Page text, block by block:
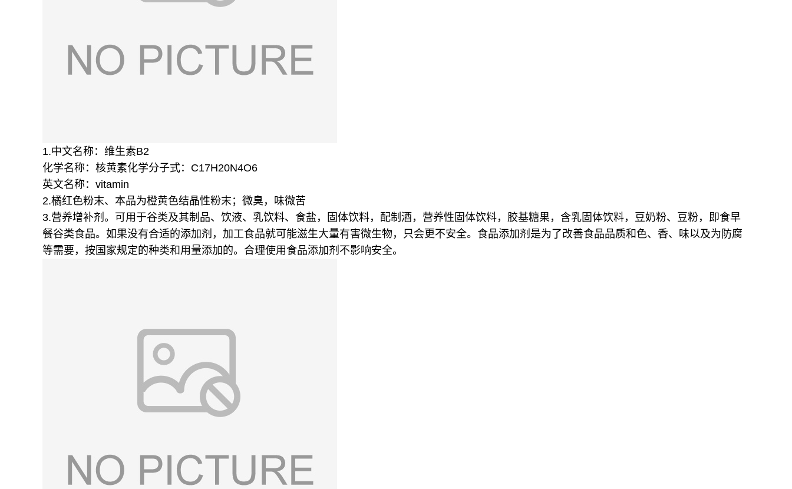
1.中文名称：维生素B2
化学名称：核黄素化学分子式：C17H20N4O6
英文名称：vitamin
2.橘红色粉末、本品为橙黄色结晶性粉末；微臭，味微苦
3.营养增补剂。 可用于谷类及其制品、饮液、乳饮料、食盐，固体饮料，配制酒，营养性固体饮料，胶基糖果，含乳固体饮料，豆奶粉、豆粉，即食早
餐谷类食品。如果没有合适的添加剂，加工食品就可能滋生大量有害微生物，只会更不安全。食品添加剂是为了改善食品品质和色、香、味以及为防腐
等需要，按国家规定的种类和用量添加的。合理使用食品添加剂不影响安全。